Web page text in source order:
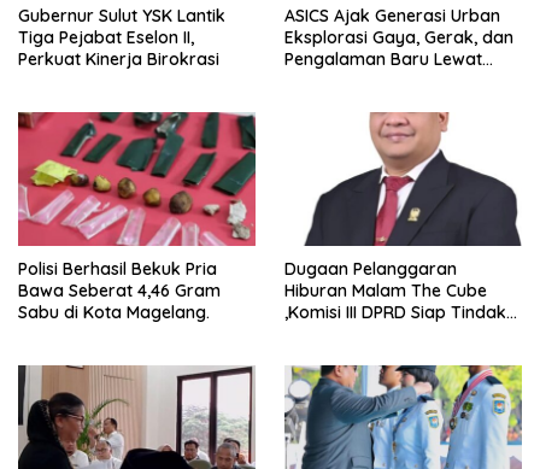
Gubernur Sulut YSK Lantik
Tiga Pejabat Eselon II,
Perkuat Kinerja Birokrasi
ASICS Ajak Generasi Urban
Eksplorasi Gaya, Gerak, dan
Pengalaman Baru Lewat
Polisi Berhasil Bekuk Pria
Bawa Seberat 4,46 Gram
Sabu di Kota Magelang.
Dugaan Pelanggaran
Hiburan Malam The Cube
,Komisi III DPRD Siap Tindak